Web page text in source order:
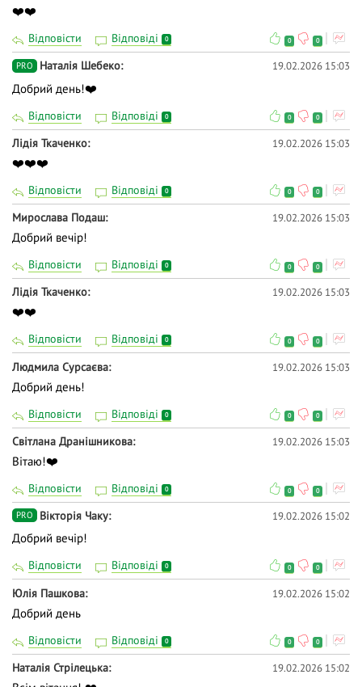
❤️❤️
Відповісти Відповіді 0 0 0
PRO Наталія Шебеко 19.02.2026 15:03
Добрий день!❤️
Відповісти Відповіді 0 0 0
Лідія Ткаченко 19.02.2026 15:03
❤️❤️❤️
Відповісти Відповіді 0 0 0
Мирослава Подаш 19.02.2026 15:03
Добрий вечір!
Відповісти Відповіді 0 0 0
Лідія Ткаченко 19.02.2026 15:03
❤️❤️
Відповісти Відповіді 0 0 0
Людмила Сурсаєва 19.02.2026 15:03
Добрий день!
Відповісти Відповіді 0 0 0
Світлана Дранішникова 19.02.2026 15:03
Вітаю!❤️
Відповісти Відповіді 0 0 0
PRO Вiкторiя Чаку 19.02.2026 15:02
Добрий вечір!
Відповісти Відповіді 0 0 0
Юлія Пашкова 19.02.2026 15:02
Добрий день
Відповісти Відповіді 0 0 0
Наталія Стрілецька 19.02.2026 15:02